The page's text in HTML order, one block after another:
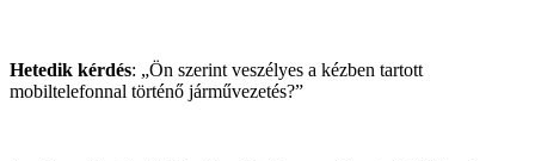
Hetedik kérdés: „Ön szerint veszélyes a kézben tartott
mobiltelefonnal történő járművezetés?”